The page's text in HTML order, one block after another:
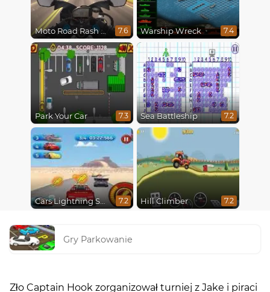
Moto Road Rash 3D 7.6 Warship Wreck 7.4
Park Your Car 7.3 Sea Battleship 7.2
Cars Lightning Speed 7.2 Hill Climber 7.2
Gry Parkowanie
Zło Captain Hook zorganizował turniej z Jake i piraci